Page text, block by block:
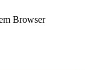
Browser